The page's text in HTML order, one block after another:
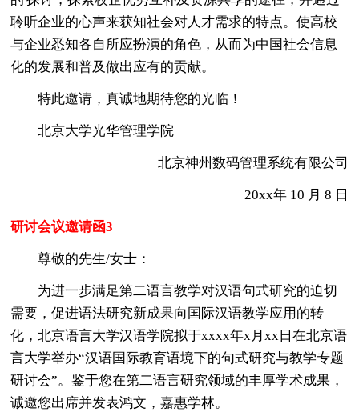
聆听企业的心声来获知社会对人才需求的特点。使高校
与企业悉知各自所应扮演的角色，从而为中国社会信息
化的发展和普及做出应有的贡献。
特此邀请，真诚地期待您的光临！
北京大学光华管理学院
北京神州数码管理系统有限公司
20xx年 10 月 8 日
研讨会议邀请函3
尊敬的先生/女士：
为进一步满足第二语言教学对汉语句式研究的迫切
需要，促进语法研究新成果向国际汉语教学应用的转
化，北京语言大学汉语学院拟于xxxx年x月xx日在北京语
言大学举办“汉语国际教育语境下的句式研究与教学专题
研讨会”。鉴于您在第二语言研究领域的丰厚学术成果，
诚邀您出席并发表鸿文，嘉惠学林。